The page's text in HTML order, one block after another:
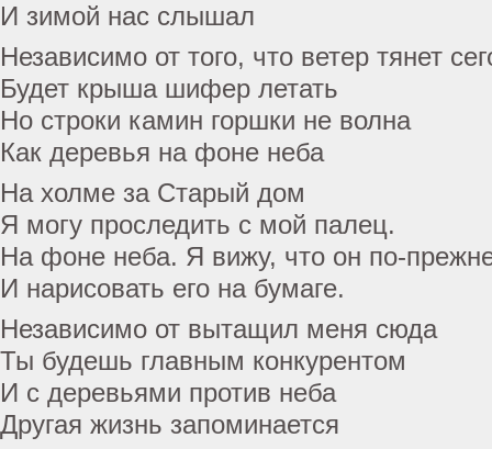
И зимой нас слышал
Независимо от того, что ветер тянет
Будет крыша шифер летать
Но строки камин горшки не волна
Как деревья на фоне неба
На холме за Старый дом
Я могу проследить с мой палец.
На фоне неба. Я вижу, что он по-
И нарисовать его на бумаге.
Независимо от вытащил меня сюда
Ты будешь главным конкурентом
И с деревьями против неба
Другая жизнь запоминается